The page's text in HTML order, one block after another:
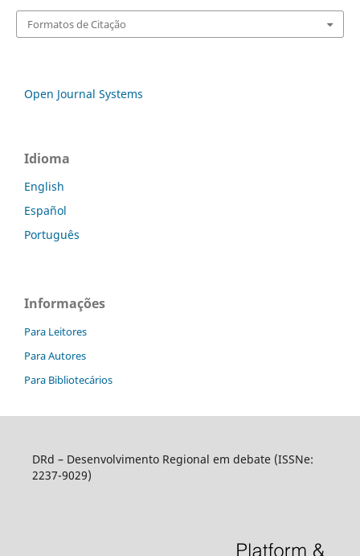
Formatos de Citação
Open Journal Systems
Idioma
English
Español
Português
Informações
Para Leitores
Para Autores
Para Bibliotecários
DRd – Desenvolvimento Regional em debate (ISSNe:
2237-9029)